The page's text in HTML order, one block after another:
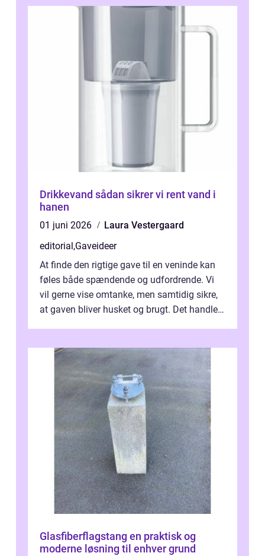
Drikkevand sådan sikrer vi rent vand i
hanen
01 juni 2026
Laura Vestergaard
editorial ,Gaveideer
At finde den rigtige gave til en veninde kan
føles både spændende og udfordrende. Vi
vil gerne vise omtanke, men samtidig sikre,
at gaven bliver husket og brugt. Det handler
Glasfiberflagstang en praktisk og
moderne løsning til enhver grund